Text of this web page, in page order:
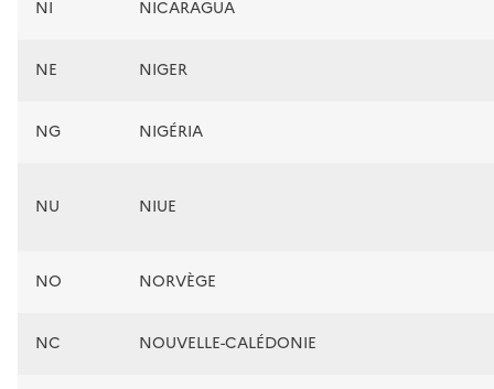
NI NICARAGUA
NE NIGER
NG NIGÉRIA
NU NIUE
NO NORVÈGE
NC NOUVELLE-CALÉDONIE